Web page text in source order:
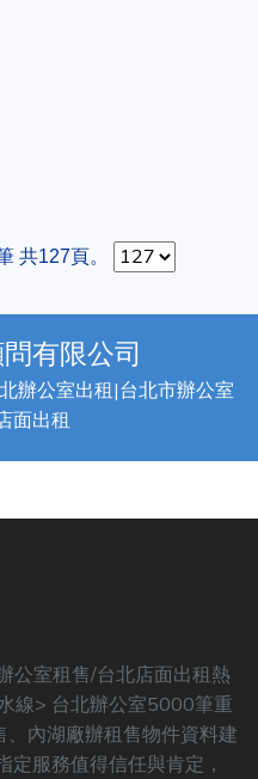
共127頁。
有限公司
辦公室出租|台北市辦公室
面出租
公室租售/台北店面出租熱
線> 台北辦公室5000筆重
內湖廠辦租售物件資料建
服務值得信任與肯定，